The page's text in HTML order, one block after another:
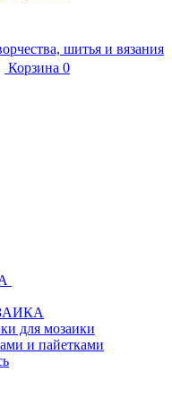
Корзина 0
для мозаики
и пайетками